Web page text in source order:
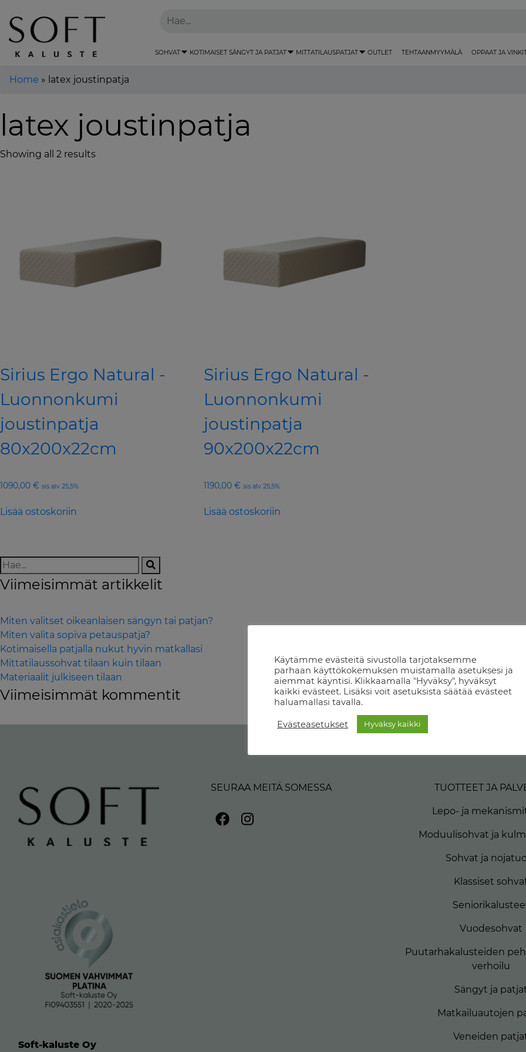
SOHVAT KOTIMAISET SÄNGYT JA PATJAT MITTATILAUSPATJAT OUTLET TEHTAANMYYMÄLÄ OPPAAT JA
Home » latex joustinpatja
latex joustinpatja
Showing all 2 results
Sirius Ergo Natural -
Luonnonkumi
joustinpatja
80x200x22cm
1090,00 € sis alv 25,5%
Lisää ostoskoriin
Sirius Ergo Natural -
Luonnonkumi
joustinpatja
90x200x22cm
1190,00€ sis alv 25,5%
Lisää ostoskoriin
Viimeisimmät artikkelit
Miten valitset oikeanlaisen sängyn tai patjan?
Miten valita sopiva petauspatja?
Kotimaisella patjalla nukut hyvin matkallasi
Mittatilaussohvat tilaan kuin tilaan
Materiaalit julkiseen tilaan
Viimeisimmät kommentit
Soft-kaluste Oy
SEURAA MEITÄ SOMESSA TUOTTEET JA
Lepo- ja
Moduulisohvat ja
Sohvat ja
Klassiset
Vuodesohvat
Puutarhakalusteiden
verhoilu
Sängyt ja
Matkailuautojen
Veneiden
Käytämme evästeitä sivustolla tarjotaksemme
parhaan käyttökokemuksen muistamalla asetuksesi ja
aiemmat käyntisi. Klikkaamalla "Hyväksy", hyväksyt
kaikki evästeet. Lisäksi voit asetuksista säätää evästeet
haluamallasi tavalla.
Evästeasetukset Hyväksy kaikki